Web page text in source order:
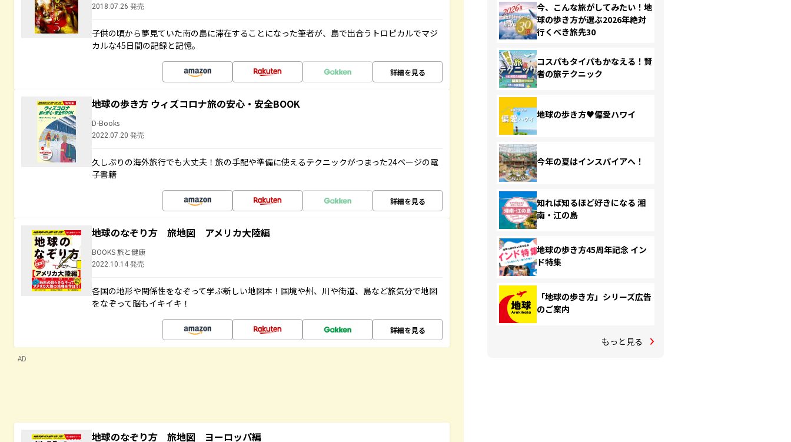
2018.07.26 発売
子供の頃から夢見ていた南の島に滞在することになった筆者が、島で出合うトロピカルでマジ
カルな45日間の記録と記憶。
詳細を見る
地球の歩き方 ウィズコロナ旅の安心・安全BOOK
D-Books
2022.07.20 発売
久しぶりの海外旅行でも大丈夫！旅の手配や準備に使えるテクニックがつまった24ページの電
子書籍
詳細を見る
地球のなぞり方 旅地図 アメリカ大陸編
BOOKS 旅と健康
2022.10.14 発売
各国の地形や関係性をなぞって学ぶ新しい地図本！国境や州、川や街道、島など旅気分で地図
をなぞって脳もイキイキ！
詳細を見る
AD
地球のなぞり方 旅地図 ヨーロッパ編
今、こんな旅がしてみたい！地
球の歩き方が選ぶ2026年絶対
行くべき旅先30
コスパもタイパもかなえる！賢
者の旅テクニック
地球の歩き方♥偏愛ハワイ
今年の夏はインスパイアへ！
知れば知るほど好きになる 湘
南・江の島
地球の歩き方45周年記念 イン
ド特集
「地球の歩き方」シリーズ広告
のご案内
もっと見る